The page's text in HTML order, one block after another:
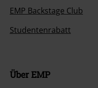
EMP Backstage Club
Studentenrabatt
Über EMP